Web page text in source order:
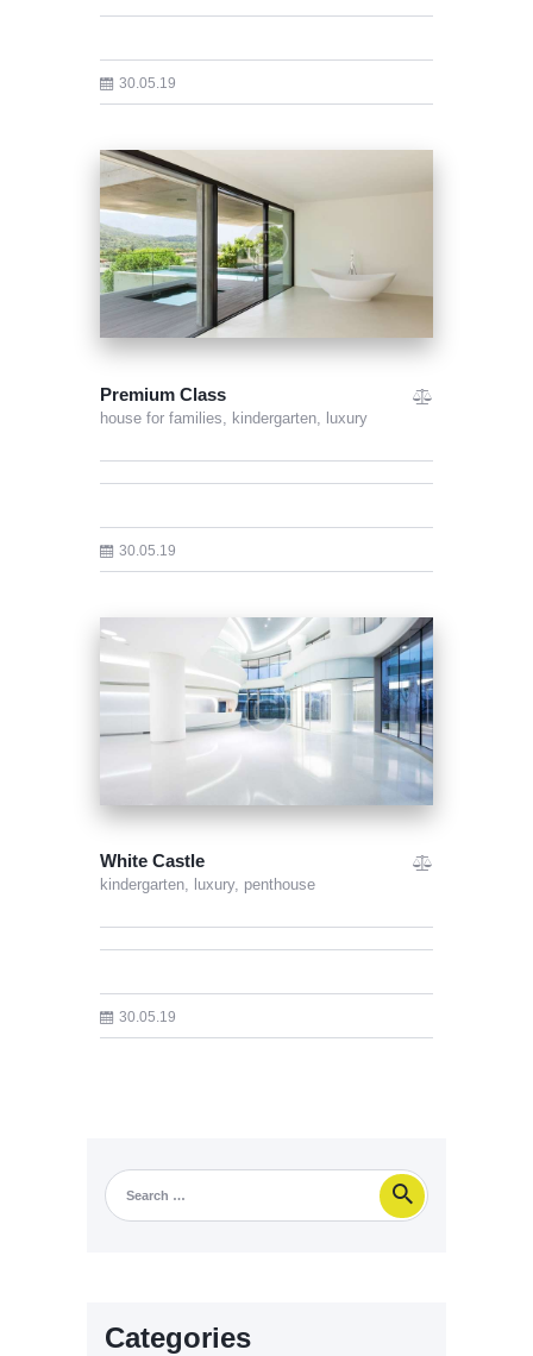
30.05.19
Premium Class
house for families, kindergarten, luxury
30.05.19
White Castle
kindergarten, luxury, penthouse
30.05.19
Categories